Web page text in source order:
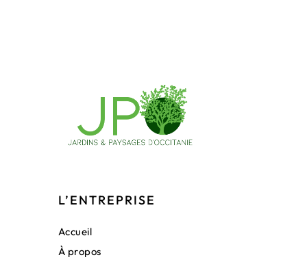
L’ENTREPRISE
Accueil
À propos